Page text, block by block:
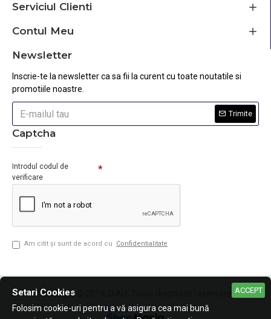
Serviciul Clienti
Contul Meu
Newsletter
Inscrie-te la newsletter ca sa fii la curent cu toate noutatile si
promotiile noastre.
Trimite
Captcha
Introdul codul de
verificare
Am citit şi sunt de acord cu Confidentialitate
Copyright © 2019, DiArt, Toate drepturile rezervate. ACCEPT
Setari Cookies
Folosim cookie-uri pentru a vă asigura cea mai bună